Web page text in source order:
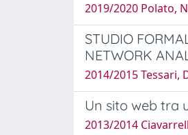
2019/2020 Polato,
STUDIO
NETWORK
2014/2015 Tessari,
Un sito web tra
2013/2014